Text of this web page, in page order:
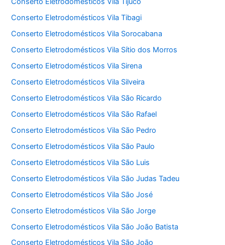
Conserto Eletrodomésticos Vila Tibagi
Conserto Eletrodomésticos Vila Sorocabana
Conserto Eletrodomésticos Vila Sítio dos Morros
Conserto Eletrodomésticos Vila Sirena
Conserto Eletrodomésticos Vila Silveira
Conserto Eletrodomésticos Vila São Ricardo
Conserto Eletrodomésticos Vila São Rafael
Conserto Eletrodomésticos Vila São Pedro
Conserto Eletrodomésticos Vila São Paulo
Conserto Eletrodomésticos Vila São Luis
Conserto Eletrodomésticos Vila São Judas Tadeu
Conserto Eletrodomésticos Vila São José
Conserto Eletrodomésticos Vila São Jorge
Conserto Eletrodomésticos Vila São João Batista
Conserto Eletrodomésticos Vila São João